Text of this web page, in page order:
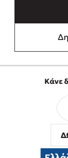
Κάνε